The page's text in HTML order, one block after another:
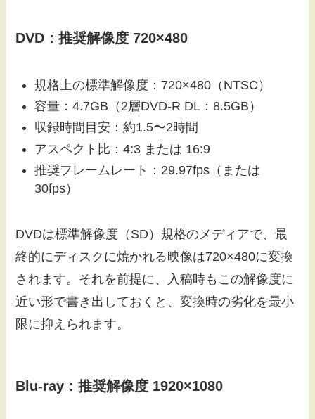
DVD：推奨解像度 720×480
規格上の標準解像度：720×480（NTSC）
容量：4.7GB（2層DVD-R DL：8.5GB）
収録時間目安：約1.5〜2時間
アスペクト比：4:3 または 16:9
推奨フレームレート：29.97fps（または
30fps）
DVDは標準解像度（SD）規格のメディアで、最
終的にディスクに焼かれる映像は720×480に変換
されます。それを前提に、入稿時もこの解像度に
近い形で書き出しておくと、変換時の劣化を最小
限に抑えられます。
Blu-ray：推奨解像度 1920×1080